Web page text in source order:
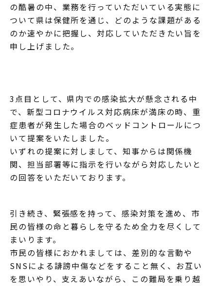
の酷暑の中、業務を行っていただいている実態に
ついて県は保健所を通じ、どのような課題がある
のか速やかに把握し、対応していただきたい旨を
申し上げました。
3点目として、県内での感染拡大が懸念される中
で、新型コロナウイルス対応病床が満床の時、重
症患者が発生した場合のベッドコントロールにつ
いて提案をいたしました。
いずれの提案に対しまして、知事からは関係機
関、担当部署等に指示を行いながら対応したいと
の回答をいただいております。
引き続き、緊張感を持って、感染対策を進め、市
民の皆様の命と暮らしを守るため全力を尽くして
まいります。
市民の皆様におかれましては、差別的な言動や
SNSによる誹謗中傷などをすること無く、お互い
を思いやり、支えあいながら、この難局を乗り越